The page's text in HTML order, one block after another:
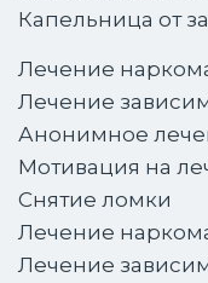
Капельница от
Лечение
Лечение
Анонимное
Мотивация на
Снятие ломки
Лечение
Лечение